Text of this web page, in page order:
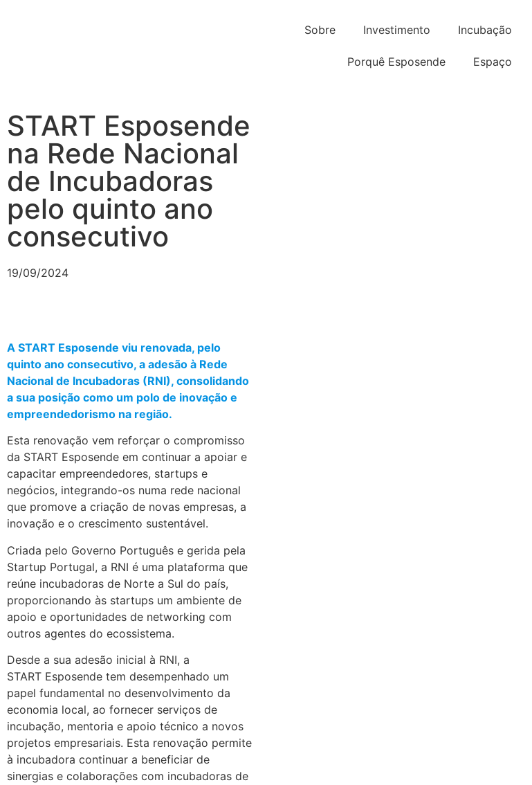
Sobre Investimento Incubação
Porquê Esposende Espaço
START Esposende
na Rede Nacional
de Incubadoras
pelo quinto ano
consecutivo
19/09/2024
A START Esposende viu renovada, pelo
quinto ano consecutivo, a adesão à Rede
Nacional de Incubadoras (RNI), consolidando
a sua posição como um polo de inovação e
empreendedorismo na região.
Esta renovação vem reforçar o compromisso
da START Esposende em continuar a apoiar e
capacitar empreendedores, startups e
negócios, integrando-os numa rede nacional
que promove a criação de novas empresas, a
inovação e o crescimento sustentável.
Criada pelo Governo Português e gerida pela
Startup Portugal, a RNI é uma plataforma que
reúne incubadoras de Norte a Sul do país,
proporcionando às startups um ambiente de
apoio e oportunidades de networking com
outros agentes do ecossistema.
Desde a sua adesão inicial à RNI, a
START Esposende tem desempenhado um
papel fundamental no desenvolvimento da
economia local, ao fornecer serviços de
incubação, mentoria e apoio técnico a novos
projetos empresariais. Esta renovação permite
à incubadora continuar a beneficiar de
sinergias e colaborações com incubadoras de